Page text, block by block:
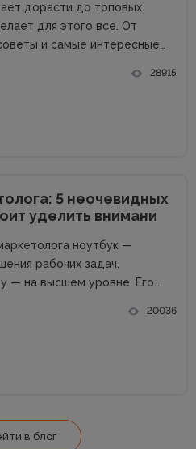
дорасти до топовых
для этого все. От
и самые интересные
каждую неделю
28915
5 неочевидных
уделить внимани
ноутбук —
рабочих задач.
— на высшем уровне. Его
«железа» — даже не
процессора, топовой
20036
в блог